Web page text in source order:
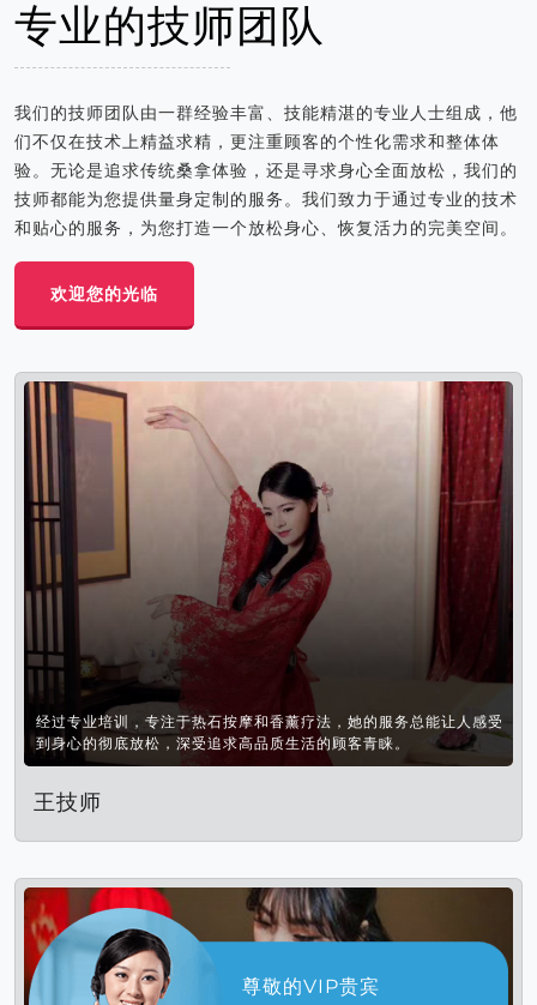
尊敬的VIP贵宾
专业的技师团队
我们的技师团队由一群经验丰富、技能精湛的专业人士组成，他
们不仅在技术上精益求精，更注重顾客的个性化需求和整体体
验。无论是追求传统桑拿体验，还是寻求身心全面放松，我们的
技师都能为您提供量身定制的服务。我们致力于通过专业的技术
和贴心的服务，为您打造一个放松身心、恢复活力的完美空间。
欢迎您的光临
经过专业培训，专注于热石按摩和香薰疗法，她的服务总能让人感受
到身心的彻底放松，深受追求高品质生活的顾客青睐。
王技师